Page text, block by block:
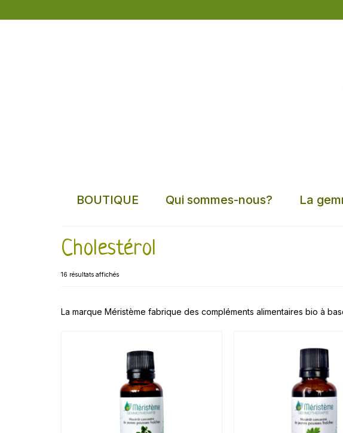
BOUTIQUE Qui sommes-nous? La
Cholestérol
16 résultats affichés
La marque Méristème fabrique des compléments alimentaires bio à